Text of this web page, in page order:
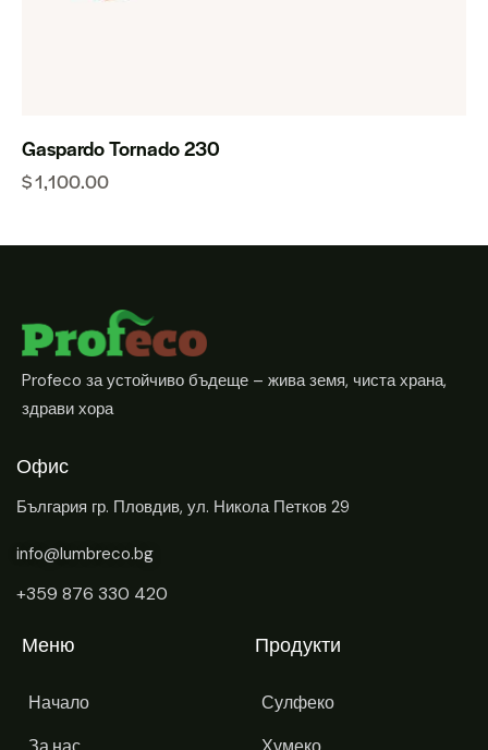
Gaspardo Tornado 230
$1,100.00
Profeco за устойчиво бъдеще – жива земя, чиста храна,
здрави хора
Офис
България гр. Пловдив, ул. Никола Петков 29
info@lumbreco.bg
+359 876 330 420
Меню
Начало
За нас
Продукти
Сулфеко
Хумеко